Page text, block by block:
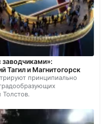
заводчиками»:
Тагил и Магнитогорск
принципиально
Толстов.